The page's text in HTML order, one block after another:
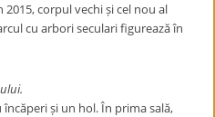
corpul vechi și cel nou al
cu arbori seculari figurează în
și un hol. În prima sală,